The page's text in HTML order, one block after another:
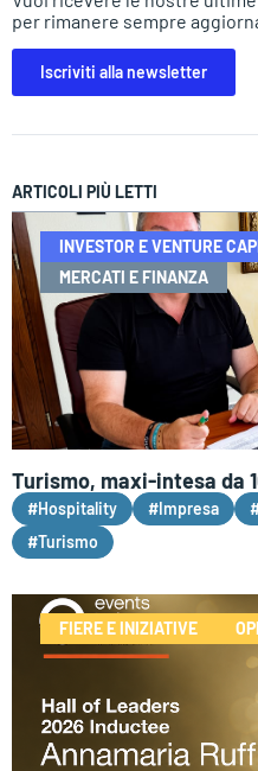
per rimanere sempre
Iscriviti alla newsletter
ARTICOLI PIÙ LETTI
INVESTOR E VENTURE
MERCATI E FINANZA
Turismo, maxi-intesa da
#Hospitality #Impresa
#Turismo
FIERE E INIZIATIVE